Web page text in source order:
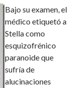
Bajo su examen, el
médico etiquetó a
Stella como
esquizofrénico
paranoide que
sufría de
alucinaciones